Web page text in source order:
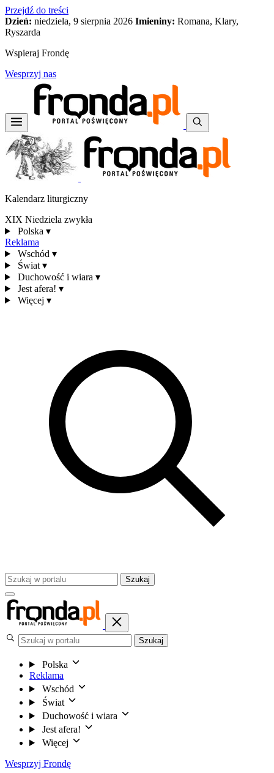
Przejdź do treści
Dzień: niedziela, 9 sierpnia 2026 Imieniny: Romana, Klary,
Ryszarda
Wspieraj Frondę
Wesprzyj nas
Kalendarz liturgiczny
XIX Niedziela zwykła
Polska ▾
Reklama
Wschód ▾
Świat ▾
Duchowość i wiara ▾
Jest afera! ▾
Więcej ▾
Szukaj
Szukaj
Polska
Reklama
Wschód
Świat
Duchowość i wiara
Jest afera!
Więcej
Wesprzyj Frondę